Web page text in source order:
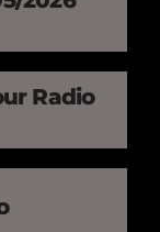
Radio